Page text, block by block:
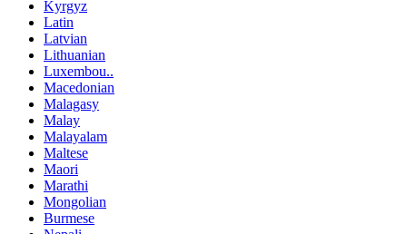
Kyrgyz
Latin
Latvian
Lithuanian
Luxembou..
Macedonian
Malagasy
Malay
Malayalam
Maltese
Maori
Marathi
Mongolian
Burmese